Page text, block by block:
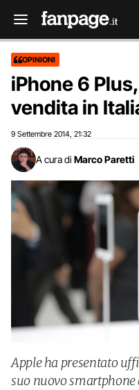
OPINIONI
iPhone 6
vendita in
9 Settembre 2014 21:32
A cura di Marco Paretti
Apple ha presentato
suo nuovo smartphone